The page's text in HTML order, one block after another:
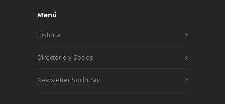
Menú
Historia
Directorio y Socios
Newsletter Sochitran